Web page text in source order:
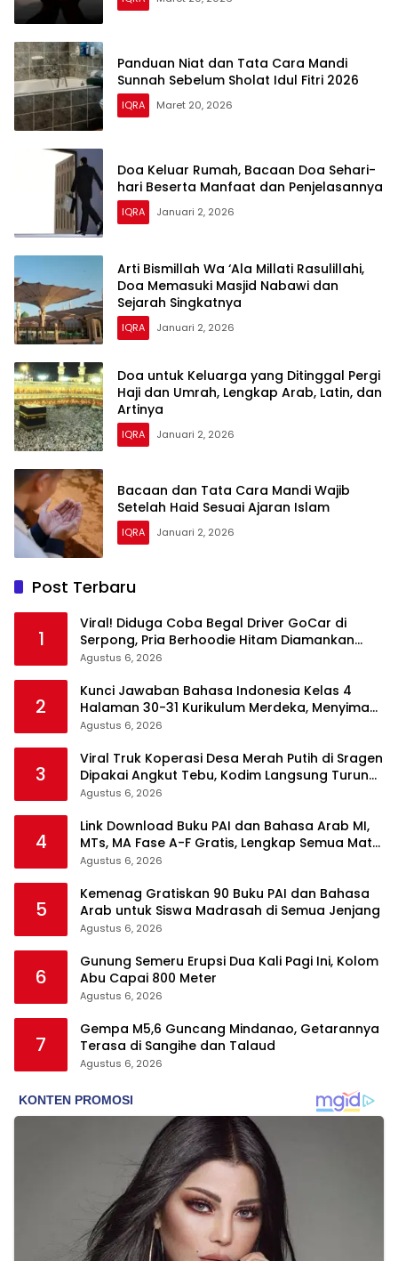
Panduan Niat dan Tata Cara Mandi
Sunnah Sebelum Sholat Idul Fitri 2026
IQRA Maret 20, 2026
Doa Keluar Rumah, Bacaan Doa Sehari-
hari Beserta Manfaat dan Penjelasannya
IQRA Januari 2, 2026
Arti Bismillah Wa ‘Ala Millati Rasulillahi,
Doa Memasuki Masjid Nabawi dan
Sejarah Singkatnya
IQRA Januari 2, 2026
Doa untuk Keluarga yang Ditinggal Pergi
Haji dan Umrah, Lengkap Arab, Latin, dan
Artinya
IQRA Januari 2, 2026
Bacaan dan Tata Cara Mandi Wajib
Setelah Haid Sesuai Ajaran Islam
IQRA Januari 2, 2026
Post Terbaru
1
Viral! Diduga Coba Begal Driver GoCar di
Serpong, Pria Berhoodie Hitam Diamankan
Warga dan Polisi
Agustus 6, 2026
2
Kunci Jawaban Bahasa Indonesia Kelas 4
Halaman 30-31 Kurikulum Merdeka, Menyimak
Teks Kepala Suku Len
Agustus 6, 2026
3
Viral Truk Koperasi Desa Merah Putih di Sragen
Dipakai Angkut Tebu, Kodim Langsung Turun
Tangan
Agustus 6, 2026
4
Link Download Buku PAI dan Bahasa Arab MI,
MTs, MA Fase A-F Gratis, Lengkap Semua Mata
Pelajaran
Agustus 6, 2026
5
Kemenag Gratiskan 90 Buku PAI dan Bahasa
Arab untuk Siswa Madrasah di Semua Jenjang
Agustus 6, 2026
6
Gunung Semeru Erupsi Dua Kali Pagi Ini, Kolom
Abu Capai 800 Meter
Agustus 6, 2026
7
Gempa M5,6 Guncang Mindanao, Getarannya
Terasa di Sangihe dan Talaud
Agustus 6, 2026